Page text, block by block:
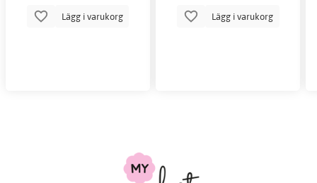
Lägg i varukorg Lägg i varukorg